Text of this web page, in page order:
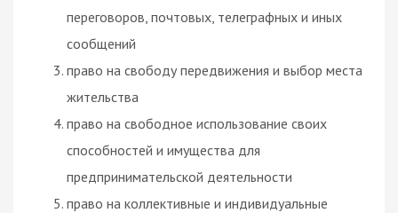
переговоров, почтовых, телеграфных и иных
сообщений
право на свободу передвижения и выбор места
жительства
право на свободное использование своих
способностей и имущества для
предпринимательской деятельности
право на коллективные и индивидуальные